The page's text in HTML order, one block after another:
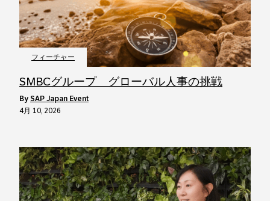
フィーチャー
SMBCグループ グローバル人事の挑戦
by SAP Japan Event
4月 10, 2026